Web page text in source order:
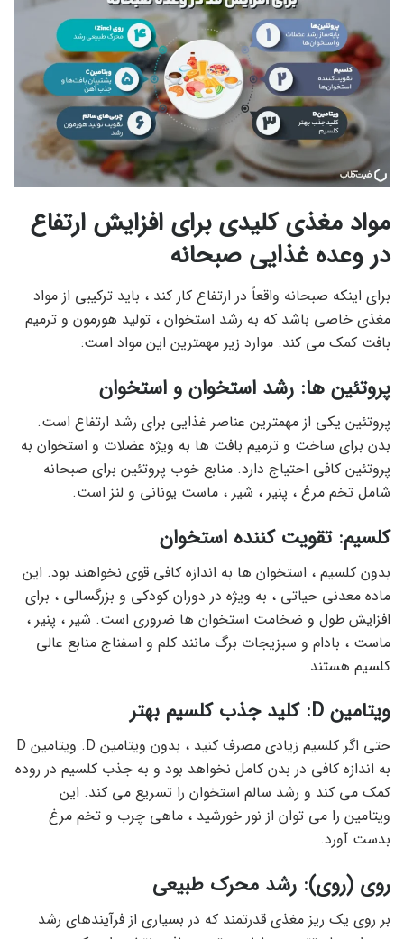
مواد مغذی کلیدی برای افزایش ارتفاع
در وعده غذایی صبحانه
برای اینکه صبحانه واقعاً در ارتفاع کار کند ، باید ترکیبی از مواد
مغذی خاصی باشد که به رشد استخوان ، تولید هورمون و ترمیم
بافت کمک می کند. موارد زیر مهمترین این مواد است:
پروتئین ها: رشد استخوان و استخوان
پروتئین یکی از مهمترین عناصر غذایی برای رشد ارتفاع است.
بدن برای ساخت و ترمیم بافت ها به ویژه عضلات و استخوان به
پروتئین کافی احتیاج دارد. منابع خوب پروتئین برای صبحانه
شامل تخم مرغ ، پنیر ، شیر ، ماست یونانی و لنز است.
کلسیم: تقویت کننده استخوان
بدون کلسیم ، استخوان ها به اندازه کافی قوی نخواهند بود. این
ماده معدنی حیاتی ، به ویژه در دوران کودکی و بزرگسالی ، برای
افزایش طول و ضخامت استخوان ها ضروری است. شیر ، پنیر ،
ماست ، بادام و سبزیجات برگ مانند کلم و اسفناج منابع عالی
کلسیم هستند.
ویتامین D: کلید جذب کلسیم بهتر
حتی اگر کلسیم زیادی مصرف کنید ، بدون ویتامین D. ویتامین D
به اندازه کافی در بدن کامل نخواهد بود و به جذب کلسیم در روده
کمک می کند و رشد سالم استخوان را تسریع می کند. این
ویتامین را می توان از نور خورشید ، ماهی چرب و تخم مرغ
بدست آورد.
روی (روی): رشد محرک طبیعی
بر روی یک ریز مغذی قدرتمند که در بسیاری از فرآیندهای رشد